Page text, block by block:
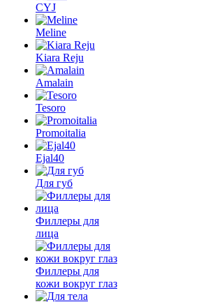
CYJ
Meline
Kiara Reju
Amalain
Tesoro
Promoitalia
Ejal40
Для губ
Филлеры для
лица
Филлеры для
кожи вокруг глаз